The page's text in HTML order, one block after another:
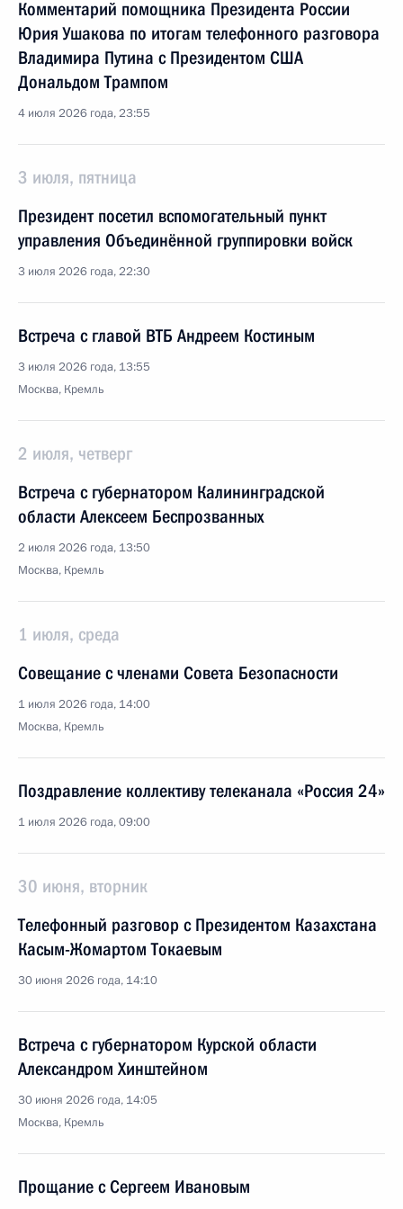
Комментарий помощника Президента России
Юрия Ушакова по итогам телефонного разговора
Владимира Путина с Президентом США
Дональдом Трампом
4 июля 2026 года, 23:55
3 июля, пятница
Президент посетил вспомогательный пункт
управления Объединённой группировки войск
3 июля 2026 года, 22:30
Встреча с главой ВТБ Андреем Костиным
3 июля 2026 года, 13:55
Москва, Кремль
2 июля, четверг
Встреча с губернатором Калининградской
области Алексеем Беспрозванных
2 июля 2026 года, 13:50
Москва, Кремль
1 июля, среда
Совещание с членами Совета Безопасности
1 июля 2026 года, 14:00
Москва, Кремль
Поздравление коллективу телеканала «Россия 24»
1 июля 2026 года, 09:00
30 июня, вторник
Телефонный разговор с Президентом Казахстана
Касым-Жомартом Токаевым
30 июня 2026 года, 14:10
Встреча с губернатором Курской области
Александром Хинштейном
30 июня 2026 года, 14:05
Москва, Кремль
Прощание с Сергеем Ивановым